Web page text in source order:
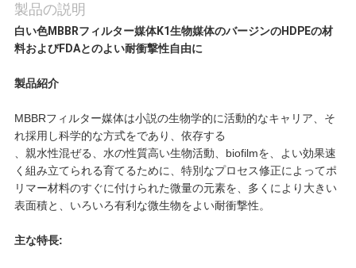
絡
く
だ
さ
い
製品の説明
白い色MBBRフィルター媒体K1生物媒体のバージンのHDPEの材
料およびFDAとのよい耐衝撃性自由に
製品紹介
MBBRフィルター媒体は小説の生物学的に活動的なキャリア、そ
れ採用し科学的な方式をであり、依存する
、親水性混ぜる、水の性質高い生物活動、biofilmを、よい効果速
く組み立てられる育てるために、特別なプロセス修正によってポ
リマー材料のすぐに付けられた微量の元素を、多くにより大きい
表面積と、いろいろ有利な微生物をよい耐衝撃性。
主な特長: